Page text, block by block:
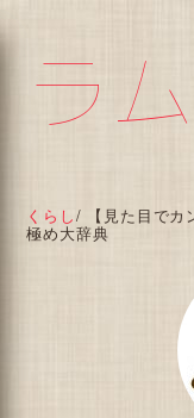
ラ
くらし/ 【見た目で
極め大辞典